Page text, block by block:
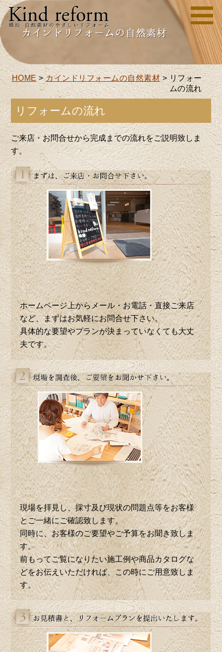
HOME >カインドリフォームの自然素材>リフォー
ムの流れ
ご来店・お問合せから完成までの流れをご説明致しま
す。
ホームページ上からメール・お電話・直接ご来店
など、まずはお気軽にお問合せ下さい。
具体的な要望やプランが決まっていなくても大丈
夫です。
現場を拝見し、採寸及び現状の問題点等をお客様
とご一緒にご確認致します。
同時に、お客様のご要望やご予算をお聞き致しま
す。
前もってご覧になりたい施工例や商品カタログな
どをお伝えいただければ、この時にご用意致しま
す。